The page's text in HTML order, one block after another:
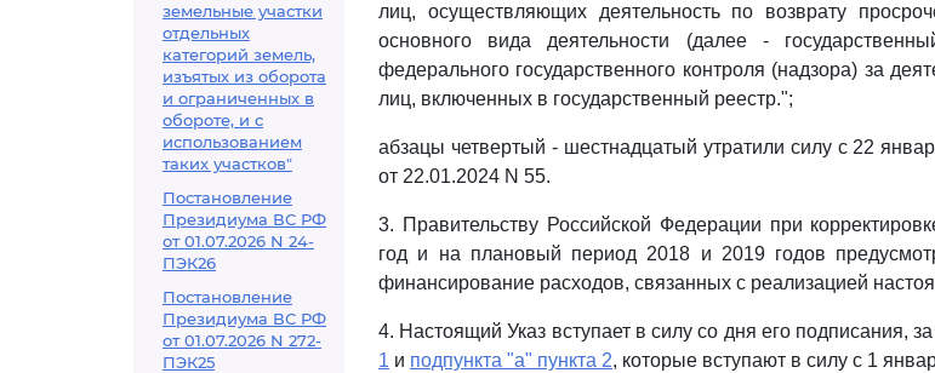
земельные участки
отдельных
категорий земель,
изъятых из оборота
и ограниченных в
обороте, и с
использованием
таких участков"
Постановление
Президиума ВС РФ
от 01.07.2026 N 24-
ПЭК26
Постановление
Президиума ВС РФ
от 01.07.2026 N 272-
ПЭК25
лиц, осуществляющих деятельность по возврату
основного вида деятельности (далее -
федерального государственного контроля (надзора) за
лиц, включенных в государственный реестр.";
абзацы четвертый - шестнадцатый утратили силу с 22
от 22.01.2024 N 55.
3. Правительству Российской Федерации при
год и на плановый период 2018 и 2019 годов
финансирование расходов, связанных с реализацией
4. Настоящий Указ вступает в силу со дня его подписания,
1 и подпункта "а" пункта 2, которые вступают в силу с 1